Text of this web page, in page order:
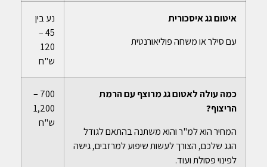
איטום גג איסכורית
עם סילר או משחה פוליאורנטית
נע בין
45 –
120
ש"ח
כמה עולה לאטום גג מרוצף עם הרמת
הריצוף?
המחיר הוא למ"ר והוא משתנה בהתאם לגודל
הגג שלכם, הצורך לעשות שיפוע למרזבים, גישה
לפינוי פסולת ועוד.
700 –
1,200
ש"ח